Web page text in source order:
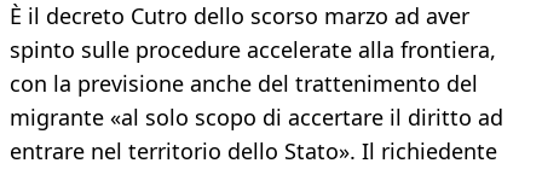
È il decreto Cutro dello scorso marzo ad aver
spinto sulle procedure accelerate alla frontiera,
con la previsione anche del trattenimento del
migrante «al solo scopo di accertare il diritto ad
entrare nel territorio dello Stato». Il richiedente